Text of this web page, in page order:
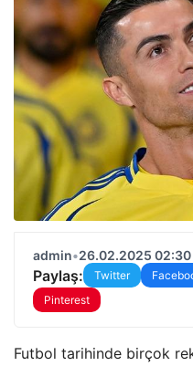
admin•26.02.2025 02:30
Paylaş: Twitter
Pinterest
Futbol tarihinde birçok